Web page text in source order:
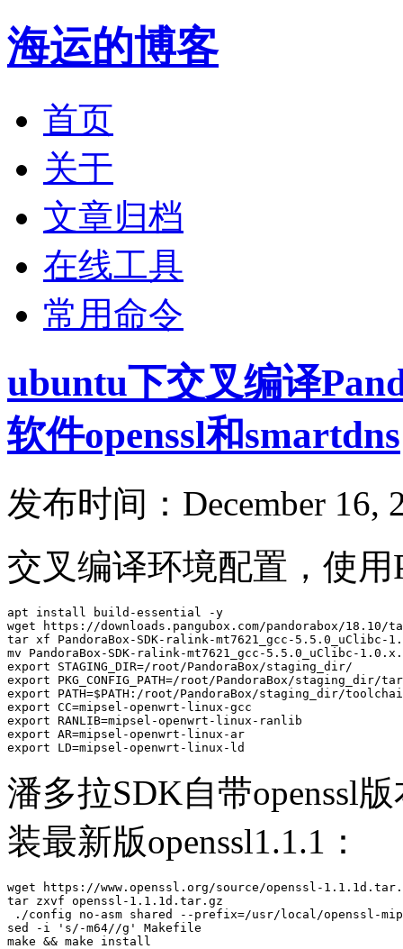
海运的博客
首页
关于
文章归档
在线工具
常用命令
ubuntu下交叉编译
软件openssl和smartdns
发布时间：December 16,
交叉编译环境配置，使用
apt install build-essential -y
wget https://downloads.pangubox.com/pandorabox/
tar xf PandoraBox-SDK-ralink-mt7621_gcc-
mv PandoraBox-SDK-ralink-mt7621_gcc-5.5.0_uClibc-
export STAGING_DIR=/root/PandoraBox/staging_dir/
export PKG_CONFIG_PATH=/root/PandoraBox/
export PATH=$PATH:/root/PandoraBox/staging_dir/
export CC=mipsel-openwrt-linux-gcc
export RANLIB=mipsel-openwrt-linux-ranlib
export AR=mipsel-openwrt-linux-ar
export LD=mipsel-openwrt-linux-ld
潘多拉SDK自带openssl
装最新版openssl1.1.1：
wget https://www.openssl.org/source/openssl-
tar zxvf openssl-1.1.1d.tar.gz
./config no-asm shared --prefix=/usr/local/openssl-
sed -i 's/-m64//g' Makefile
make && make install